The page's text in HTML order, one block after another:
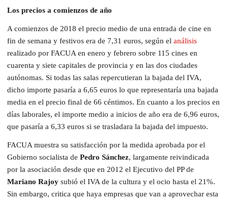
Los precios a comienzos de año
A comienzos de 2018 el precio medio de una entrada de cine en
fin de semana y festivos era de 7,31 euros, según el análisis
realizado por FACUA en enero y febrero sobre 115 cines en
cuarenta y siete capitales de provincia y en las dos ciudades
autónomas. Si todas las salas repercutieran la bajada del IVA,
dicho importe pasaría a 6,65 euros lo que representaría una bajada
media en el precio final de 66 céntimos. En cuanto a los precios en
días laborales, el importe medio a inicios de año era de 6,96 euros,
que pasaría a 6,33 euros si se trasladara la bajada del impuesto.
FACUA muestra su satisfacción por la medida aprobada por el
Gobierno socialista de Pedro Sánchez, largamente reivindicada
por la asociación desde que en 2012 el Ejecutivo del PP de
Mariano Rajoy subió el IVA de la cultura y el ocio hasta el 21%.
Sin embargo, critica que haya empresas que van a aprovechar esta